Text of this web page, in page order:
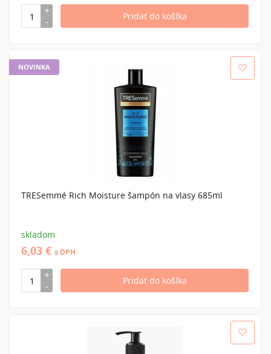
NOVINKA
TRESemmé Rich Moisture šampón na vlasy 685ml
skladom
6,03 € s DPH